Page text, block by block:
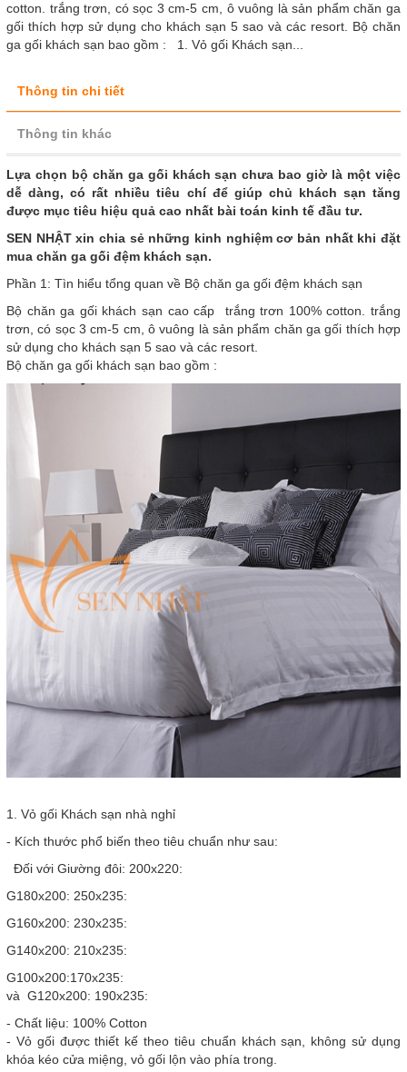
cotton. trắng trơn, có sọc 3 cm-5 cm, ô vuông là sản phẩm chăn ga
gối thích hợp sử dụng cho khách sạn 5 sao và các resort. Bộ chăn
ga gối khách sạn bao gồm : 1. Vỏ gối Khách sạn...
Thông tin chi tiết
Thông tin khác
Lựa chọn bộ chăn ga gối khách sạn chưa bao giờ là một việc
dễ dàng, có rất nhiều tiêu chí để giúp chủ khách sạn tăng
được mục tiêu hiệu quả cao nhất bài toán kinh tế đầu tư.
SEN NHẬT xin chia sẻ những kinh nghiệm cơ bản nhất khi đặt
mua chăn ga gối đệm khách sạn.
Phần 1: Tìn hiểu tổng quan về Bộ chăn ga gối đệm khách sạn
Bộ chăn ga gối khách sạn cao cấp trắng trơn 100% cotton. trắng
trơn, có sọc 3 cm-5 cm, ô vuông là sản phẩm chăn ga gối thích hợp
sử dụng cho khách sạn 5 sao và các resort.
Bộ chăn ga gối khách sạn bao gồm :
1. Vỏ gối Khách sạn nhà nghỉ
- Kích thước phổ biến theo tiêu chuẩn như sau:
Đối với Giường đôi: 200x220:
G180x200: 250x235:
G160x200: 230x235:
G140x200: 210x235:
G100x200:170x235:
và G120x200: 190x235:
- Chất liệu: 100% Cotton
- Vỏ gối được thiết kế theo tiêu chuẩn khách sạn, không sử dụng
khóa kéo cửa miệng, vỏ gối lộn vào phía trong.